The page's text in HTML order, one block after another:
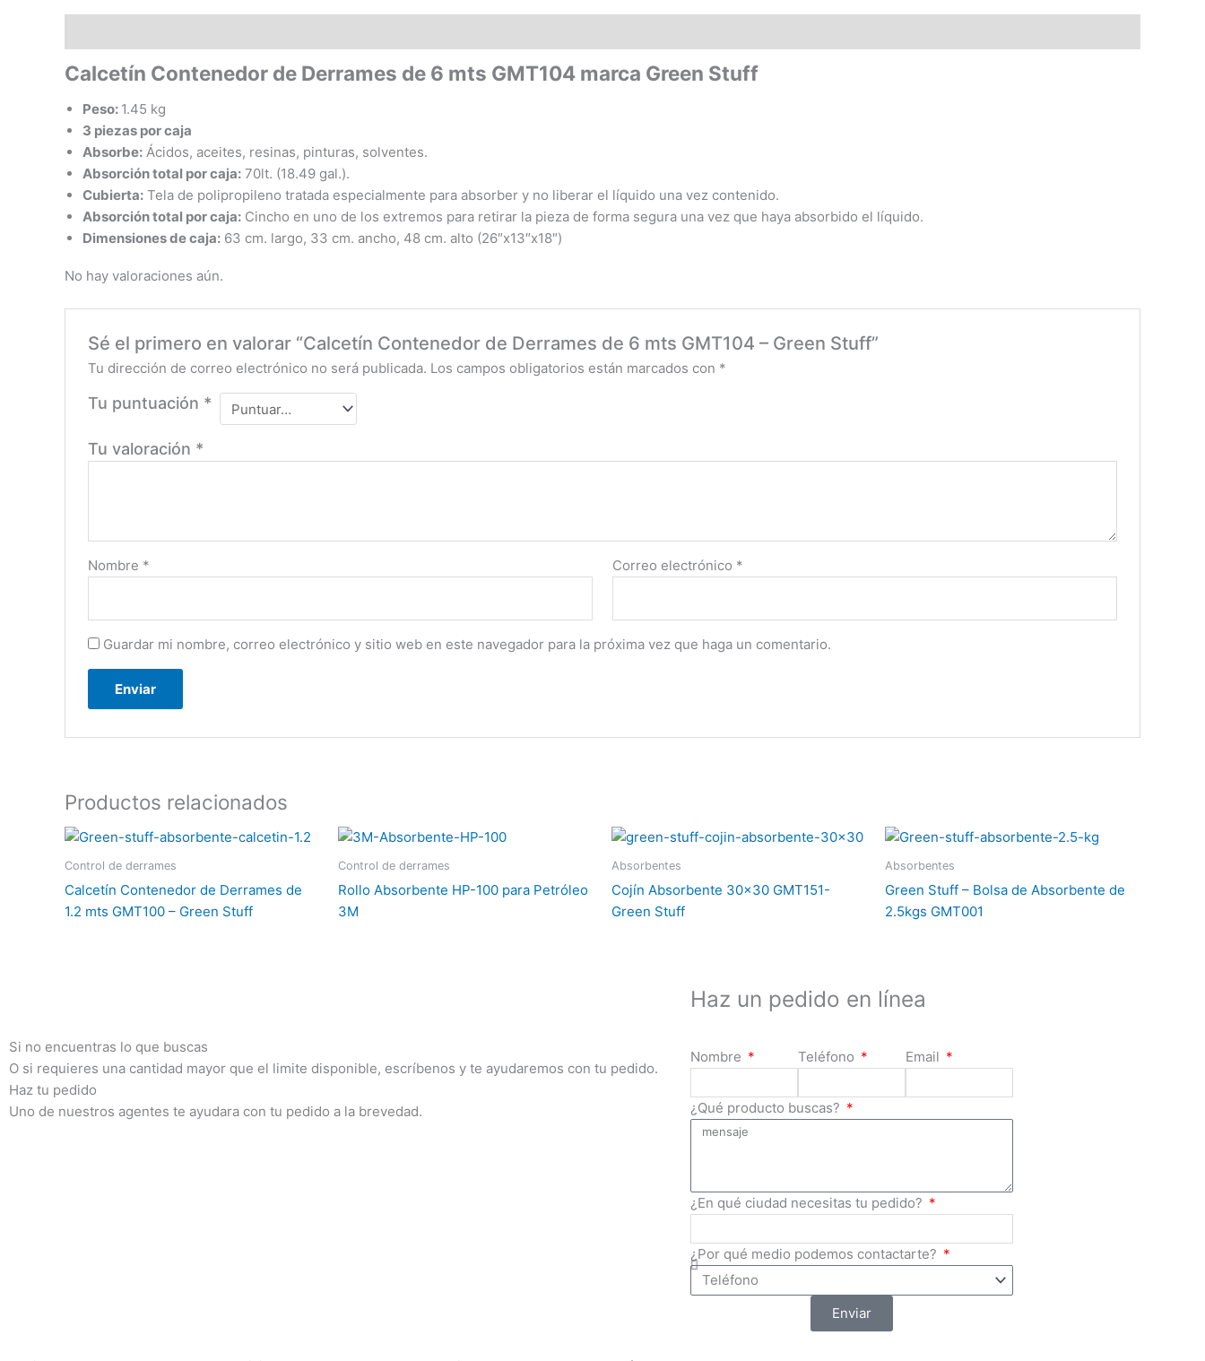
Calcetín Contenedor de Derrames de 6 mts GMT104 marca Green Stuff
Peso: 1.45 kg
3 piezas por caja
Absorbe: Ácidos, aceites, resinas, pinturas, solventes.
Absorción total por caja: 70lt. (18.49 gal.).
Cubierta: Tela de polipropileno tratada especialmente para absorber y no liberar el líquido una vez contenido.
Absorción total por caja: Cincho en uno de los extremos para retirar la pieza de forma segura una vez que haya absorbido el líquido.
Dimensiones de caja: 63 cm. largo, 33 cm. ancho, 48 cm. alto (26″x13″x18″)
No hay valoraciones aún.
Sé el primero en valorar “Calcetín Contenedor de Derrames de 6 mts GMT104 – Green Stuff”
Tu dirección de correo electrónico no será publicada. Los campos obligatorios están marcados con *
Tu puntuación *
Tu valoración *
Nombre * Correo electrónico *
Guardar mi nombre, correo electrónico y sitio web en este navegador para la próxima vez que haga un comentario.
Productos relacionados
Control de derrames
Calcetín Contenedor de Derrames de
1.2 mts GMT100 – Green Stuff
Control de derrames
Rollo Absorbente HP-100 para Petróleo
3M
Absorbentes
Cojín Absorbente 30×30 GMT151-
Green Stuff
Absorbentes
Green Stuff – Bolsa de Absorbente de
2.5kgs GMT001
Si no encuentras lo que buscas
O si requieres una cantidad mayor que el limite disponible, escríbenos y te ayudaremos con tu pedido.
Haz tu pedido
Uno de nuestros agentes te ayudara con tu pedido a la brevedad.
Haz un pedido en línea
Nombre Teléfono Email
¿Qué producto buscas?
¿En qué ciudad necesitas tu pedido?
¿Por qué medio podemos contactarte?
Enviar